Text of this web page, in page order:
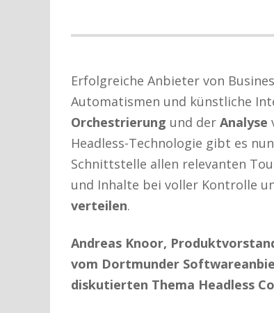
Erfolgreiche Anbieter von
Automatismen und künstliche
Orchestrierung und der Analyse
Headless-Technologie gibt es
Schnittstelle allen relevanten
und Inhalte bei voller Kontrolle
verteilen.
Andreas Knoor,
vom Dortmunder
diskutierten Thema Headless